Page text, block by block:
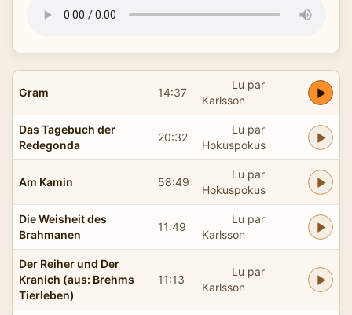
Gram 14:37
Lu par
Karlsson
Das Tagebuch der
Redegonda
20:32
Lu par
Hokuspokus
Am Kamin 58:49
Lu par
Hokuspokus
Die Weisheit des
Brahmanen
11:49
Lu par
Karlsson
Der Reiher und Der
Kranich (aus: Brehms
Tierleben)
11:13
Lu par
Karlsson